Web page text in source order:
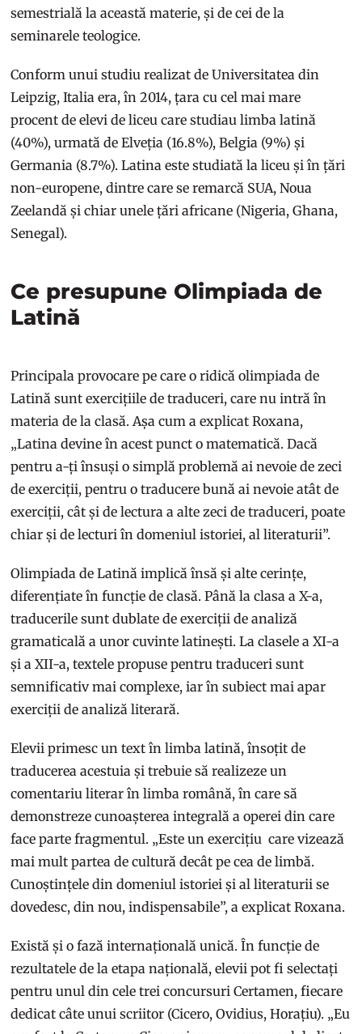
semestrială la această materie, și de cei de la
seminarele teologice.
Conform unui studiu realizat de Universitatea din
Leipzig, Italia era, în 2014, țara cu cel mai mare
procent de elevi de liceu care studiau limba latină
(40%), urmată de Elveția (16.8%), Belgia (9%) și
Germania (8.7%). Latina este studiată la liceu și în țări
non-europene, dintre care se remarcă SUA, Noua
Zeelandă și chiar unele țări africane (Nigeria, Ghana,
Senegal).
Ce presupune Olimpiada de
Latină
Principala provocare pe care o ridică olimpiada de
Latină sunt exercițiile de traduceri, care nu intră în
materia de la clasă. Așa cum a explicat Roxana,
„Latina devine în acest punct o matematică. Dacă
pentru a-ți însuși o simplă problemă ai nevoie de zeci
de exerciții, pentru o traducere bună ai nevoie atât de
exerciții, cât și de lectura a alte zeci de traduceri, poate
chiar și de lecturi în domeniul istoriei, al literaturii”.
Olimpiada de Latină implică însă și alte cerințe,
diferențiate în funcție de clasă. Până la clasa a X-a,
traducerile sunt dublate de exerciții de analiză
gramaticală a unor cuvinte latinești. La clasele a XI-a
și a XII-a, textele propuse pentru traduceri sunt
semnificativ mai complexe, iar în subiect mai apar
exerciții de analiză literară.
Elevii primesc un text în limba latină, însoțit de
traducerea acestuia și trebuie să realizeze un
comentariu literar în limba română, în care să
demonstreze cunoașterea integrală a operei din care
face parte fragmentul. „Este un exercițiu care vizează
mai mult partea de cultură decât pe cea de limbă.
Cunoștințele din domeniul istoriei și al literaturii se
dovedesc, din nou, indispensabile”, a explicat Roxana.
Există și o fază internațională unică. În funcție de
rezultatele de la etapa națională, elevii pot fi selectați
pentru unul din cele trei concursuri Certamen, fiecare
dedicat câte unui scriitor (Cicero, Ovidius, Horațiu). „Eu